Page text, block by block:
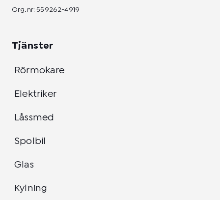
Org.nr: 559262-4919
Tjänster
Rörmokare
Elektriker
Låssmed
Spolbil
Glas
Kylning